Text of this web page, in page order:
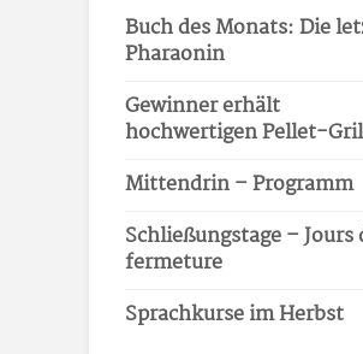
Buch des Monats: Die
Pharaonin
Gewinner erhält
hochwertigen Pellet-
Mittendrin – Programm
Schließungstage – Jours
fermeture
Sprachkurse im Herbst